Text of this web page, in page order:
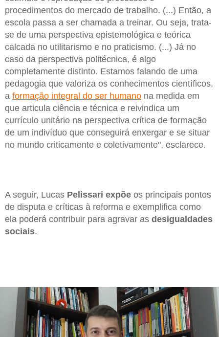
procedimentos do mercado de trabalho. (...) Então, a
escola passa a ser chamada a treinar. Ou seja, trata-
se de uma perspectiva epistemológica e teórica
calcada no utilitarismo e no praticismo. (...) Já no
caso da perspectiva politécnica, é algo
completamente distinto. Estamos falando de uma
pedagogia que valoriza os conhecimentos científicos,
a formação integral do ser humano na medida em
que articula ciência e técnica e reivindica um
currículo unitário na perspectiva crítica de formação
de um indivíduo que conseguirá enxergar e se situar
no mundo criticamente e coletivamente", esclarece.
A seguir, Lucas Pelissari expõe os principais pontos
de disputa e críticas à reforma e exemplifica como
ela poderá contribuir para agravar as desigualdades
sociais.